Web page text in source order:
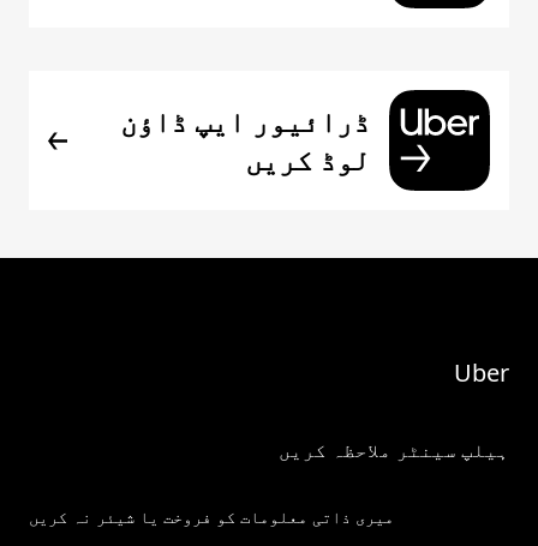
ڈرائیور ایپ ڈاؤن
لوڈ کریں
Uber
ہیلپ سینٹر ملاحظہ کریں
میری ذاتی معلومات کو فروخت یا شیئر نہ کریں